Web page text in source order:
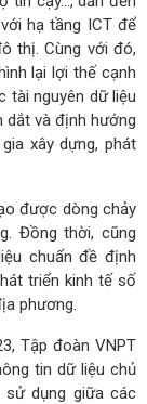
hạ tầng ICT để
thị. Cùng với đó,
lại lợi thế cạnh
tài nguyên dữ liệu
dắt và định hướng
xây dựng, phát
được dòng chảy
Đồng thời, cũng
chuẩn đề định
triển kinh tế số
phương.
Tập đoàn VNPT
tin dữ liệu chủ
dụng giữa các